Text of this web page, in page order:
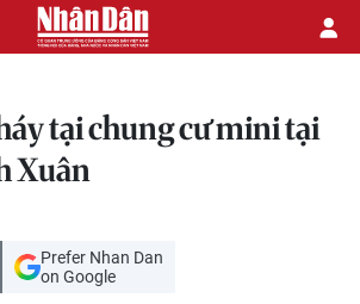
tại chung cư mini tại
Xuân
Prefer Nhan Dan
on Google